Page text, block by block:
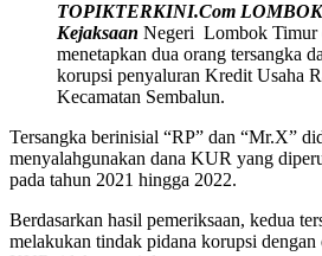
TOPIKTERKINI.Com LOMBOK
Kejaksaan Negeri Lombok Timur
menetapkan dua orang tersangka
korupsi penyaluran Kredit Usaha
Kecamatan Sembalun.
Tersangka berinisial “RP” dan “Mr.X”
menyalahgunakan dana KUR yang
pada tahun 2021 hingga 2022.
Berdasarkan hasil pemeriksaan, kedua
melakukan tindak pidana korupsi dengan